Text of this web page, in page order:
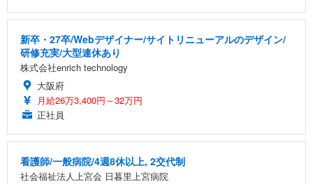
新卒・27卒/Webデザイナー/サイトリニューアルのデザイン/
研修充実/大型連休あり
株式会社enrich technology
大阪府
月給26万3,400円～32万円
正社員
看護師/一般病院/4週8休以上, 2交代制
社会福祉法人上宮会 日暮里上宮病院